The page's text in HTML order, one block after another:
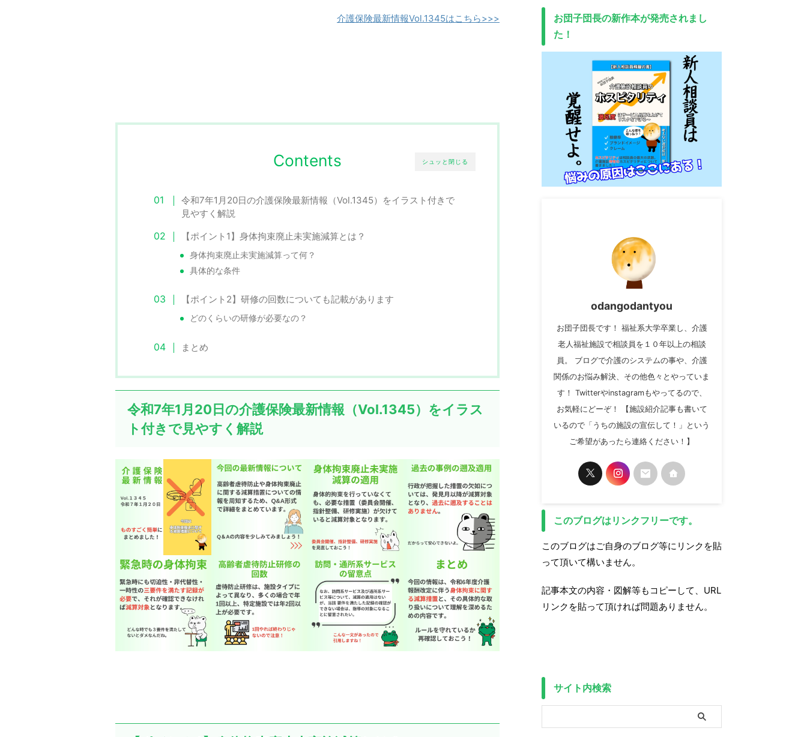
介護保険最新情報Vol.1345はこちら>>>
シュッと閉じる
Contents
令和7年1月20日の介護保険最新情報（Vol.1345）をイラスト付きで
見やすく解説
【ポイント1】身体拘束廃止未実施減算とは？
身体拘束廃止未実施減算って何？
具体的な条件
【ポイント2】研修の回数についても記載があります
どのくらいの研修が必要なの？
まとめ
令和7年1月20日の介護保険最新情報（Vol.1345）をイラス
ト付きで見やすく解説
お団子団長の新作本が発売されまし
た！
odangodantyou
お団子団長です！ 福祉系大学卒業し、介護
老人福祉施設で相談員を１０年以上の相談
員。 ブログで介護のシステムの事や、介護
関係のお悩み解決、その他色々とやっていま
す！ Twitterやinstagramもやってるので、
お気軽にどーぞ！ 【施設紹介記事も書いて
いるので「うちの施設の宣伝して！」という
ご希望があったら連絡ください！】
このブログはリンクフリーです。
このブログはご自身のブログ等にリンクを貼
って頂いて構いません。
記事本文の内容・図解等もコピーして、URL
リンクを貼って頂ければ問題ありません。
サイト内検索